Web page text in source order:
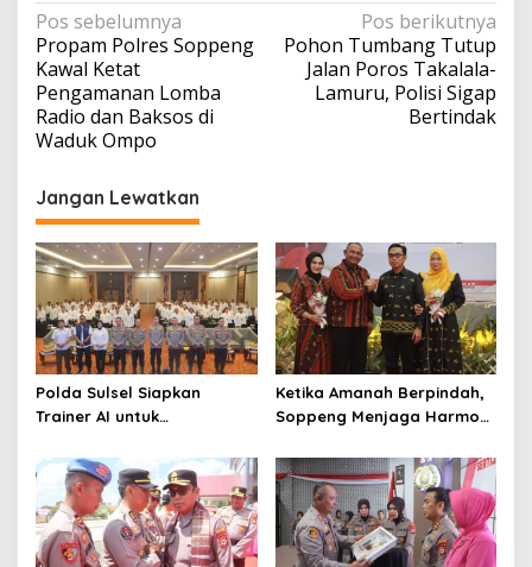
Navigasi
pos
Pos sebelumnya
Propam Polres Soppeng
Kawal Ketat
Pengamanan Lomba
Radio dan Baksos di
Waduk Ompo
Pos berikutnya
Pohon Tumbang Tutup
Jalan Poros Takalala-
Lamuru, Polisi Sigap
Bertindak
Jangan Lewatkan
Polda Sulsel Siapkan
Trainer AI untuk
Digital
Ketika Amanah Berpindah,
Soppeng Menjaga Harmoni